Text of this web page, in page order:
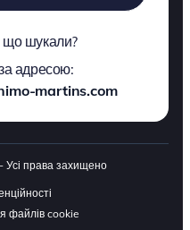
шукали?
адресою:
martins.com
права захищено
файлів cookie